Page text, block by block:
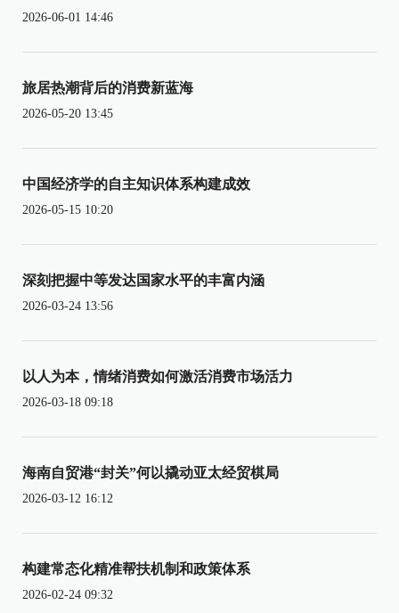
2026-06-01 14:46
旅居热潮背后的消费新蓝海
2026-05-20 13:45
中国经济学的自主知识体系构建成效
2026-05-15 10:20
深刻把握中等发达国家水平的丰富内涵
2026-03-24 13:56
以人为本，情绪消费如何激活消费市场活力
2026-03-18 09:18
海南自贸港“封关”何以撬动亚太经贸棋局
2026-03-12 16:12
构建常态化精准帮扶机制和政策体系
2026-02-24 09:32